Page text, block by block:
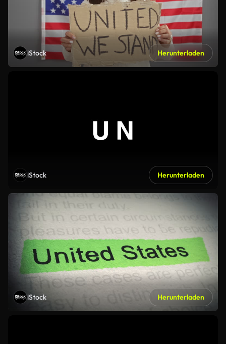
iStock Herunterladen
iStock Herunterladen
iStock Herunterladen